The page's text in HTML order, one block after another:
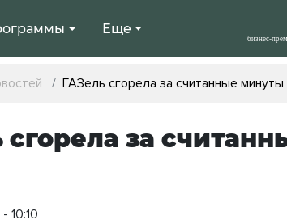
Еще
ГАЗель сгорела за считанные минуты
сгорела за
10:10